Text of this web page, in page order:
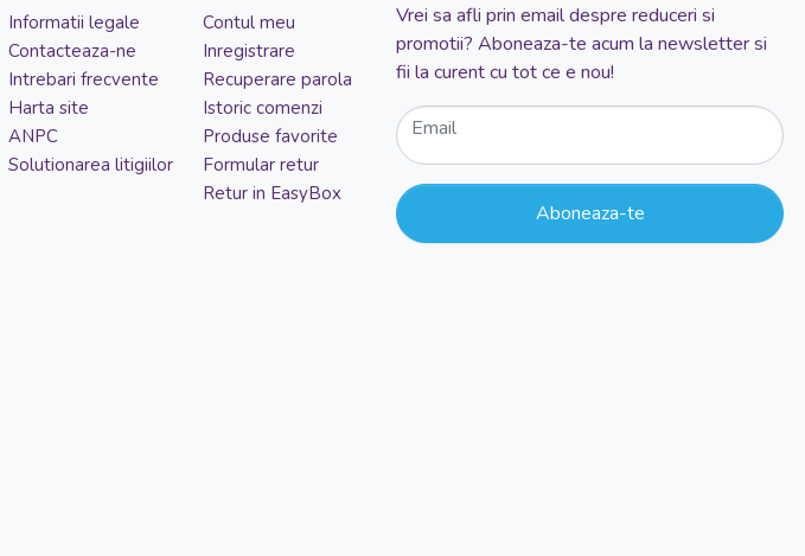
Informatii legale
Contacteaza-ne
Intrebari frecvente
Harta site
ANPC
Solutionarea litigiilor
Contul meu
Inregistrare
Recuperare parola
Istoric comenzi
Produse favorite
Formular retur
Retur in EasyBox
Vrei sa afli prin email despre reduceri si
promotii? Aboneaza-te acum la newsletter si
fii la curent cu tot ce e nou!
Email
Aboneaza-te